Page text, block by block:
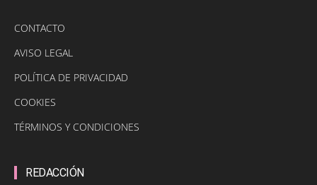
CONTACTO
AVISO LEGAL
POLÍTICA DE PRIVACIDAD
COOKIES
TÉRMINOS Y CONDICIONES
REDACCIÓN